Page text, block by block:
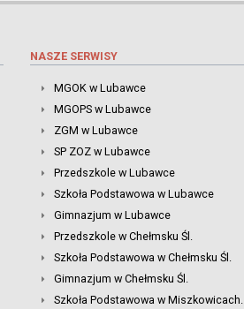
NASZE SERWISY
MGOK w Lubawce
MGOPS w Lubawce
ZGM w Lubawce
SP ZOZ w Lubawce
Przedszkole w Lubawce
Szkoła Podstawowa w Lubawce
Gimnazjum w Lubawce
Przedszkole w Chełmsku Śl.
Szkoła Podstawowa w Chełmsku Śl.
Gimnazjum w Chełmsku Śl.
Szkoła Podstawowa w Miszkowicach.